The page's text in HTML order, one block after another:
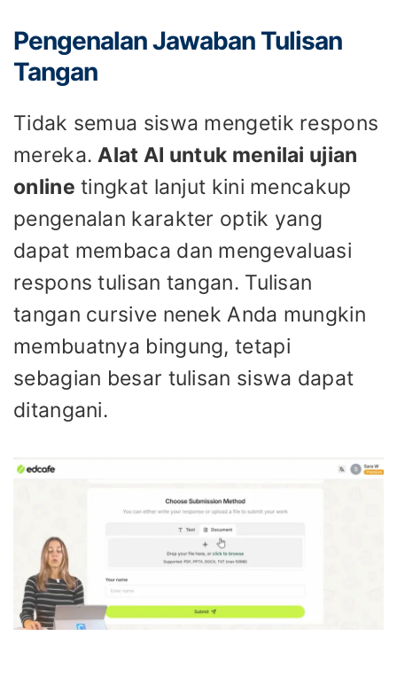
Pengenalan Jawaban Tulisan
Tangan
Tidak semua siswa mengetik respons
mereka.Alat AI untuk menilai ujian
online tingkat lanjut kini mencakup
pengenalan karakter optik yang
dapat membaca dan mengevaluasi
respons tulisan tangan. Tulisan
tangan cursive nenek Anda mungkin
membuatnya bingung, tetapi
sebagian besar tulisan siswa dapat
ditangani.